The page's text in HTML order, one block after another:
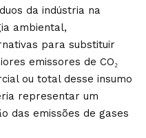
da indústria na
ambiental,
para substituir
emissores de CO₂
ou total desse insumo
representar um
das emissões de gases